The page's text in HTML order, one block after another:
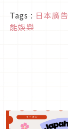
Tags : 日本廣告
能娛樂